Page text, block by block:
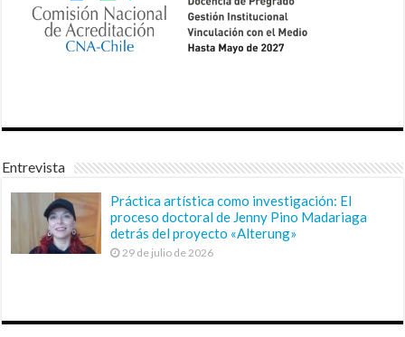
Entrevista
Práctica artística como investigación: El
proceso doctoral de Jenny Pino Madariaga
detrás del proyecto «Alterung»
29 de julio de 2026